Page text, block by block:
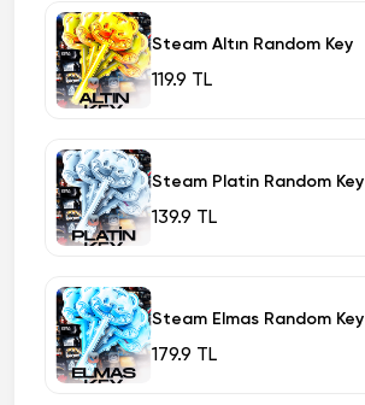
Steam Altın Random Key
119.9 TL
Steam Platin Random Key
139.9 TL
Steam Elmas Random Key
179.9 TL